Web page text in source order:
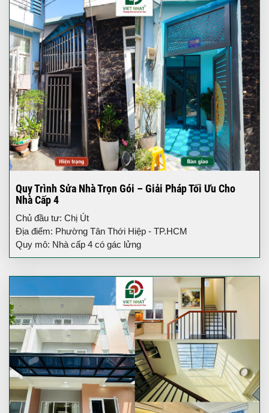
Quy Trình Sửa Nhà Trọn Gói – Giải Pháp Tối Ưu Cho
Nhà Cấp 4
Chủ đầu tư: Chị Út
Địa điểm: Phường Tân Thới Hiệp - TP.HCM
Quy mô: Nhà cấp 4 có gác lửng